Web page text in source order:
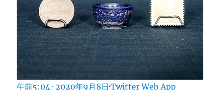
午前5:04 · 2020年9月8日·Twitter Web App